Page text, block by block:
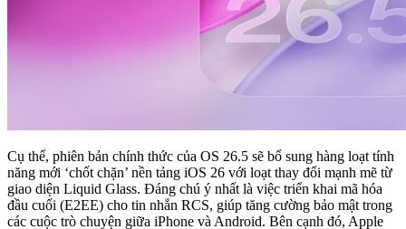
Cụ thể, phiên bản chính thức của OS 26.5 sẽ bổ sung hàng loạt tính
năng mới ‘chốt chặn’ nền tảng iOS 26 với loạt thay đổi mạnh mẽ từ
giao diện Liquid Glass. Đáng chú ý nhất là việc triển khai mã hóa
đầu cuối (E2EE) cho tin nhắn RCS, giúp tăng cường bảo mật trong
các cuộc trò chuyện giữa iPhone và Android. Bên cạnh đó, Apple